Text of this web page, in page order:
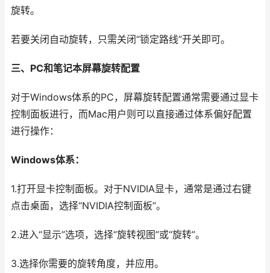
旋转。
若要关闭自动旋转，只需关闭“锁定路线”开关即可。
三、PC和笔记本屏幕旋转配置
对于Windows体系的PC，屏幕旋转配置通常需要通过显卡
控制面板进行，而Mac用户则可以直接通过体系偏好配置
进行操作：
Windows体系：
1.打开显卡控制面板。对于NVIDIA显卡，通常是通过右键
点击桌面，选择“NVIDIA控制面板”。
2.进入“显示”选项，选择“旋转视图”或“旋转”。
3.选择你需要的旋转角度，并应用。